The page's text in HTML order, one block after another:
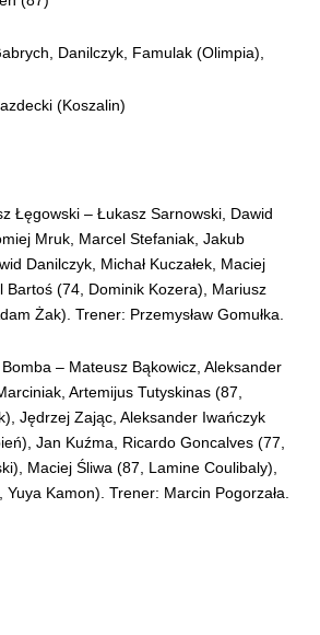
Danilczyk, Famulak (Olimpia),
(Koszalin)
Łęgowski – Łukasz Sarnowski, Dawid
Mruk, Marcel Stefaniak, Jakub
Danilczyk, Michał Kuczałek, Maciej
Bartoś (74, Dominik Kozera), Mariusz
Żak). Trener: Przemysław Gomułka.
– Mateusz Bąkowicz, Aleksander
Artemijus Tutyskinas (87,
Jędrzej Zając, Aleksander Iwańczyk
Jan Kuźma, Ricardo Goncalves (77,
Maciej Śliwa (87, Lamine Coulibaly),
Kamon). Trener: Marcin Pogorzała.